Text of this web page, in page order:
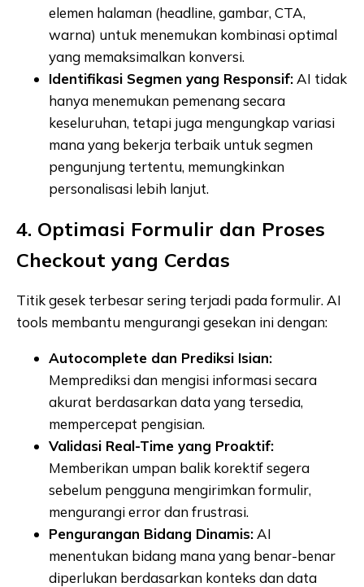
elemen halaman (headline, gambar, CTA,
warna) untuk menemukan kombinasi optimal
yang memaksimalkan konversi.
Identifikasi Segmen yang Responsif: AI tidak
hanya menemukan pemenang secara
keseluruhan, tetapi juga mengungkap variasi
mana yang bekerja terbaik untuk segmen
pengunjung tertentu, memungkinkan
personalisasi lebih lanjut.
4. Optimasi Formulir dan Proses
Checkout yang Cerdas
Titik gesek terbesar sering terjadi pada formulir. AI
tools membantu mengurangi gesekan ini dengan:
Autocomplete dan Prediksi Isian:
Memprediksi dan mengisi informasi secara
akurat berdasarkan data yang tersedia,
mempercepat pengisian.
Validasi Real-Time yang Proaktif:
Memberikan umpan balik korektif segera
sebelum pengguna mengirimkan formulir,
mengurangi error dan frustrasi.
Pengurangan Bidang Dinamis: AI
menentukan bidang mana yang benar-benar
diperlukan berdasarkan konteks dan data